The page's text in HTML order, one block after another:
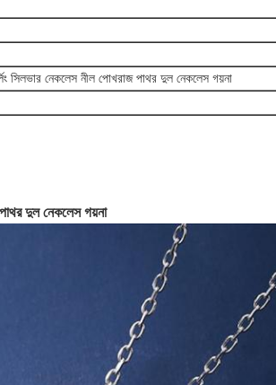
সিলভার নেকলেস নীল পোখরাজ পাথর দুল নেকলেস গয়না
পাথর দুল নেকলেস গয়না